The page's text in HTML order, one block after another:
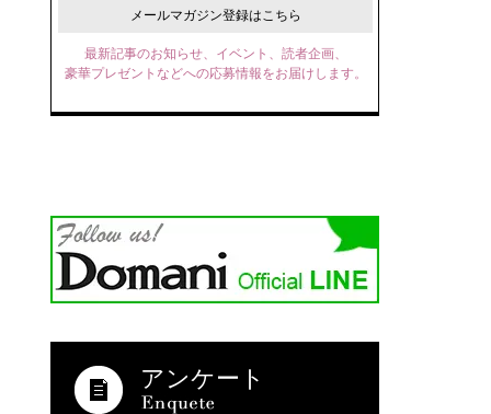
メールマガジン登録はこちら
最新記事のお知らせ、イベント、読者企画、
豪華プレゼントなどへの応募情報をお届けします。
アンケート